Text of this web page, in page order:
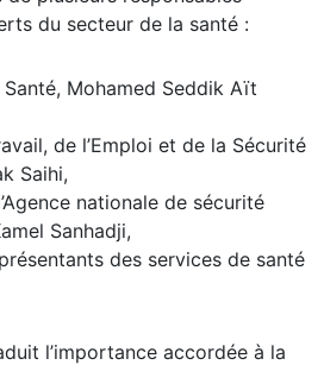
du secteur de la santé :
Mohamed Seddik Aït
de l’Emploi et de la Sécurité
Saihi,
nationale de sécurité
Sanhadji,
des services de santé
l’importance accordée à la